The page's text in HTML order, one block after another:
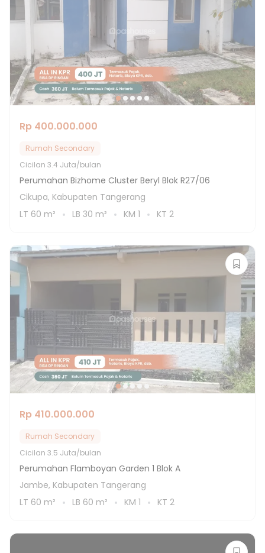
Rp 400.000.000
Rumah Secondary
Cicilan 3.4 Juta/bulan
Perumahan Bizhome Cluster Beryl Blok R27/06
Cikupa, Kabupaten Tangerang
LT 60 m² LB 30 m² KM 1 KT 2
Rp 410.000.000
Rumah Secondary
Cicilan 3.5 Juta/bulan
Perumahan Flamboyan Garden 1 Blok A
Jambe, Kabupaten Tangerang
LT 60 m² LB 60 m² KM 1 KT 2